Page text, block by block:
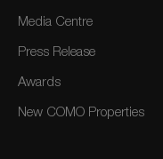
Media Centre
Press Release
Awards
New COMO Properties